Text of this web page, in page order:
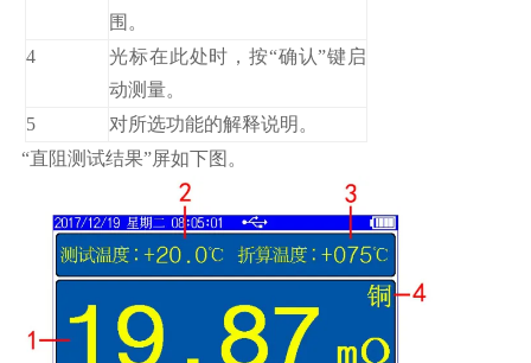
围。
4
光标在此处时，按“确认”键启
动测量。
5
对所选功能的解释说明。
“直阻测试结果”屏如下图。